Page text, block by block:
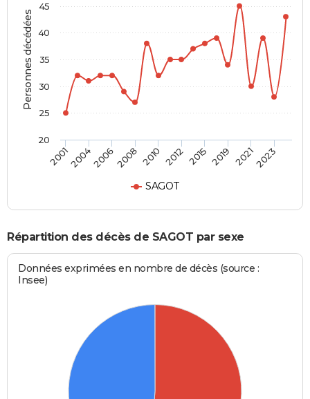
Personnes décédées
SAGOT
2001200420062008 2010 2012 2015 2019 20212023
20
25
30
35
40
45
Répartition des décès de SAGOT par sexe
Données exprimées en nombre de décès (source :
Insee)